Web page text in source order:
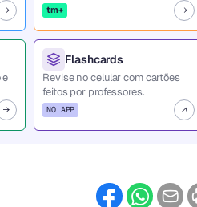
tm+
e
Flashcards
Revise no celular com cartões
feitos por professores.
NO APP